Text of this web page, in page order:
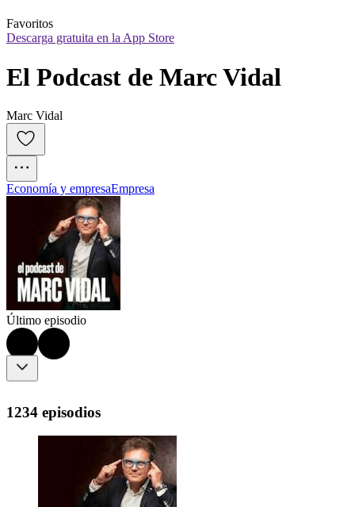
Favoritos
Descarga gratuita en la App Store
El Podcast de Marc Vidal
Marc Vidal
Economía y empresaEmpresa
Último episodio
1234 episodios